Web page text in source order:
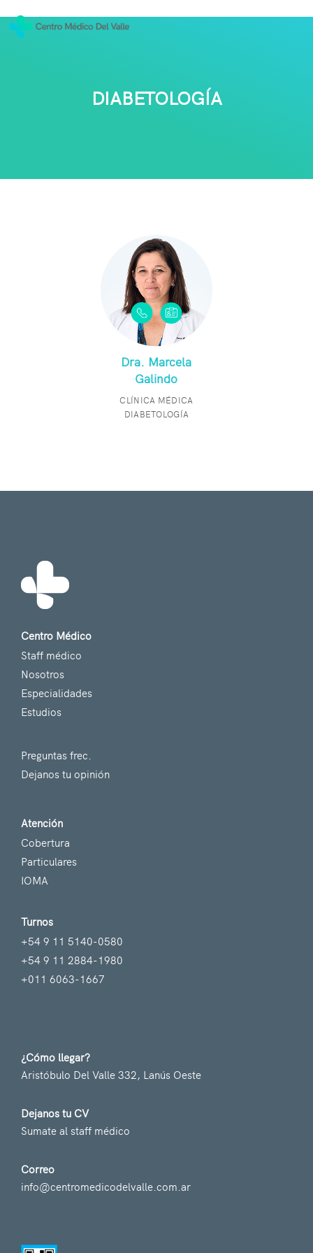
DIABETOLOGÍA
Dra. Marcela
Galindo
CLÍNICA MÉDICA
DIABETOLOGÍA
Centro Médico
Staff médico
Nosotros
Especialidades
Estudios
Preguntas frec.
Dejanos tu opinión
Atención
Cobertura
Particulares
IOMA
Turnos
+54 9 11 5140-0580
+54 9 11 2884-1980
+011 6063-1667
¿Cómo llegar?
Aristóbulo Del Valle 332, Lanús Oeste
Dejanos tu CV
Sumate al staff médico
Correo
info@centromedicodelvalle.com.ar